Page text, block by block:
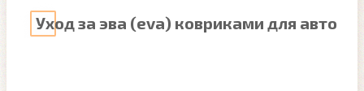
Уход за эва (eva) ковриками для авто